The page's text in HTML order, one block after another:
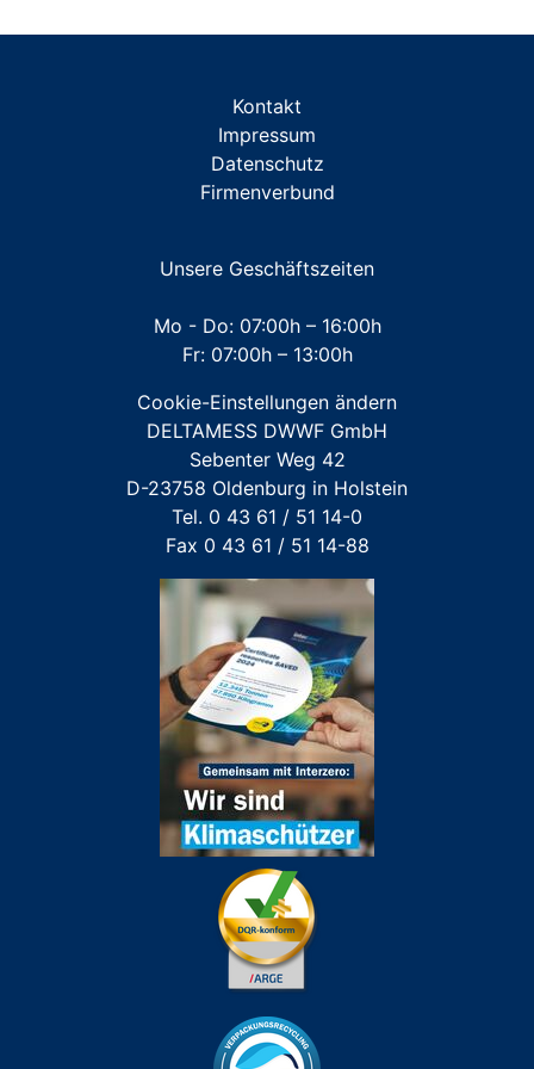
ZUBEHÖR Messkapsel TKS
ZUBEHÖR Messkapsel KOAX G2
ZUBEHÖR Werkzeuge
Großwasserzähler
Für FREMDFABRIKATE: Wasserzähler für Austausch-
und Erstinstallation
Kontakt
Impressum
Datenschutz
Firmenverbund
Unsere Geschäftszeiten
Mo - Do: 07:00h – 16:00h
Fr: 07:00h – 13:00h
Cookie-Einstellungen ändern
DELTAMESS DWWF GmbH
Sebenter Weg 42
D-23758 Oldenburg in Holstein
Tel. 0 43 61 / 51 14-0
Fax 0 43 61 / 51 14-88